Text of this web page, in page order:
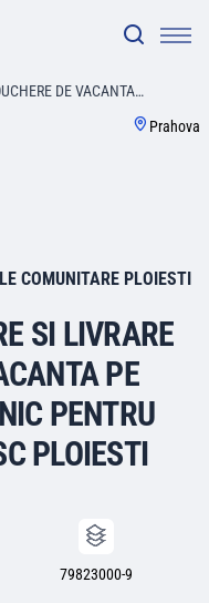
DE VACANTA…
Prahova
COMUNITARE PLOIESTI
SI LIVRARE
PE
PENTRU
PLOIESTI
79823000-9